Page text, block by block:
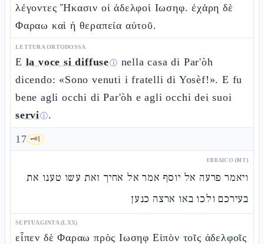
λέγοντες Ἥκασιν οἱ ἀδελφοὶ Ιωσηφ. ἐχάρη δὲ
Φαραω καὶ ἡ θεραπεία αὐτοῦ.
LETTURA ORTODOSSA
E la voce si diffuseⓘ nella casa di Par'òh
dicendo: «Sono venuti i fratelli di Yosèf!». E fu
bene agli occhi di Par'òh e agli occhi dei suoi
serviⓘ.
17 🗝️1
EBRAICO (MT)
ויאמר פרעה אל יוסף אמר אל אחיך זאת עשו טענו את
בעירכם ולכו באו ארצה כנען
SEPTUAGINTA (LXX)
εἶπεν δὲ Φαραω πρὸς Ιωσηφ Εἰπὸν τοῖς ἀδελφοῖς